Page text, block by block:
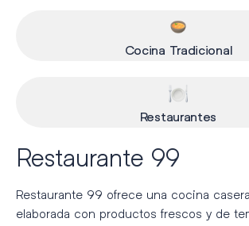
Cocina Tradicional
Restaurantes
Restaurante 99
Restaurante 99 ofrece una cocina
elaborada con productos frescos y de